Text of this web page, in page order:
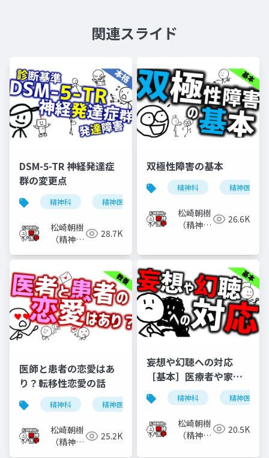
関連スライド
DSM-5-TR 神経発達症
群の変更点
精神科 精神医学
松崎朝樹
（精神科
28.7K
双極性障害の基本
精神科 精神医学
松崎朝樹
（精神科
26.6K
医師と患者の恋愛はあ
り？転移性恋愛の話
精神科 精神医学 転移性恋愛 恋愛
松崎朝樹
（精神科
25.2K
妄想や幻聴への対応
［基本］医療者や家族
などがどう対応すべき
か
精神科 精神医学
松崎朝樹
（精神科
20.5K